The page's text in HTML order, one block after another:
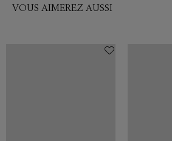
VOUS AIMEREZ AUSSI